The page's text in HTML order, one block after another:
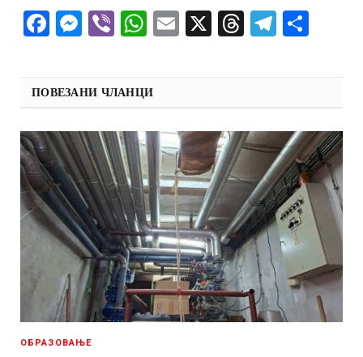
Facebook
Messenger
ViberWhatsApp
Email
X Threads
ПОВЕЗАНИ ЧЛАНЦИ
ОБРАЗОВАЊЕ